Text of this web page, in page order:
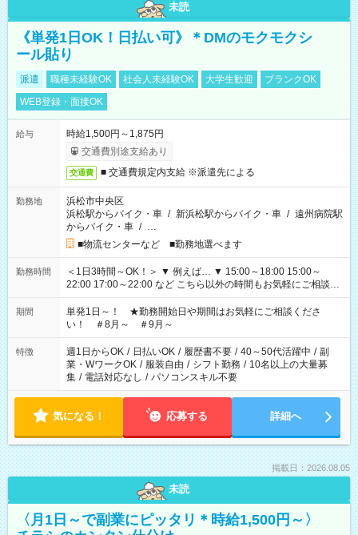
未読
《単発1日OK！日払い可》＊DMのモクモクシ
ール貼り
派遣 職種未経験OK 社会人未経験OK 大学生歓迎
ブランクOK
WEB登録・面接OK
給与
時給1,500円～1,875円
交通費別途支給あり
交通費 ■ 交通費規定内支給 ※派遣先による
勤務地
浜松市中央区
浜松駅からバイク・車 / 新浜松駅からバイク・車 / 遠州病院駅
からバイク・車 / …
■物流センターなど ■勤務地選べます
勤務時間
＜1日3時間～OK！＞ ▼ 例えば… ▼ 15:00～18:00 15:00～
22:00 17:00～22:00 など こちら以外の時間もお気軽にご相談く
ださい！
期間
単発1日～！ ★勤務開始日や期間はお気軽にご相談くださ
い！ ＃8月～ ＃9月～
特徴 週1日からOK / 日払いOK / 履歴書不要 / 40～50代活躍中 / 副
業・WワークOK / 服装自由 / シフト勤務 / 10名以上の大量募
集 / 電話対応なし / パソコンスキル不要
気になる！ 応募する 詳細へ
掲載日：2026.08.05
未読
〈月1日～で副業にピッタリ＊時給1,500円～〉